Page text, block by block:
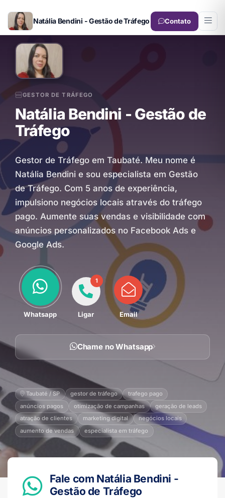
Natália Bendini - Gestão de Tráfego Contato
GESTOR DE TRÁFEGO
Natália Bendini - Gestão de
Tráfego
Gestor de Tráfego em Taubaté. Meu nome é
Natália Bendini e sou especialista em Gestão
de Tráfego. Com 5 anos de experiência,
impulsiono negócios locais através do tráfego
pago. Aumente suas vendas e visibilidade com
anúncios personalizados no Facebook Ads e
Google Ads.
Whatsapp
1
Ligar Email
Chame no Whatsapp
Taubaté / SP gestor de tráfego
trafego pago
anúncios pagos
otimização de campanhas
geração de leads
atração de clientes
marketing digital
negócios locais
aumento de vendas
especialista em tráfego
Fale com Natália Bendini -
Gestão de Tráfego